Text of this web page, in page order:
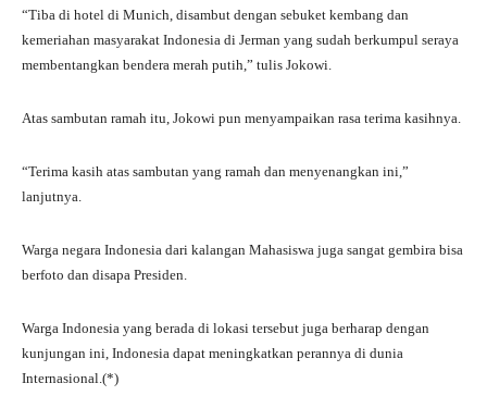
“Tiba di hotel di Munich, disambut dengan sebuket kembang dan
kemeriahan masyarakat Indonesia di Jerman yang sudah berkumpul seraya
membentangkan bendera merah putih,” tulis Jokowi.
Atas sambutan ramah itu, Jokowi pun menyampaikan rasa terima kasihnya.
“Terima kasih atas sambutan yang ramah dan menyenangkan ini,”
lanjutnya.
Warga negara Indonesia dari kalangan Mahasiswa juga sangat gembira bisa
berfoto dan disapa Presiden.
Warga Indonesia yang berada di lokasi tersebut juga berharap dengan
kunjungan ini, Indonesia dapat meningkatkan perannya di dunia
Internasional.(*)